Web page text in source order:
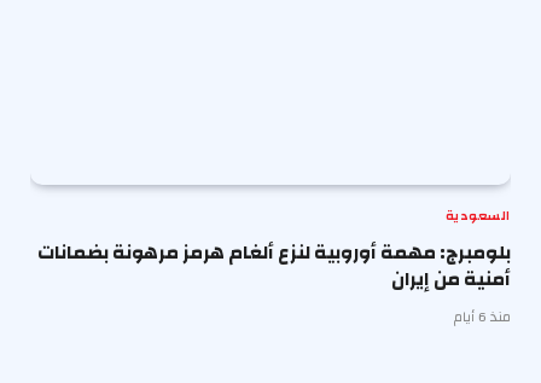
السعودية
بلومبرج: مهمة أوروبية لنزع ألغام هرمز مرهونة بضمانات
أمنية من إيران
منذ 6 أيام